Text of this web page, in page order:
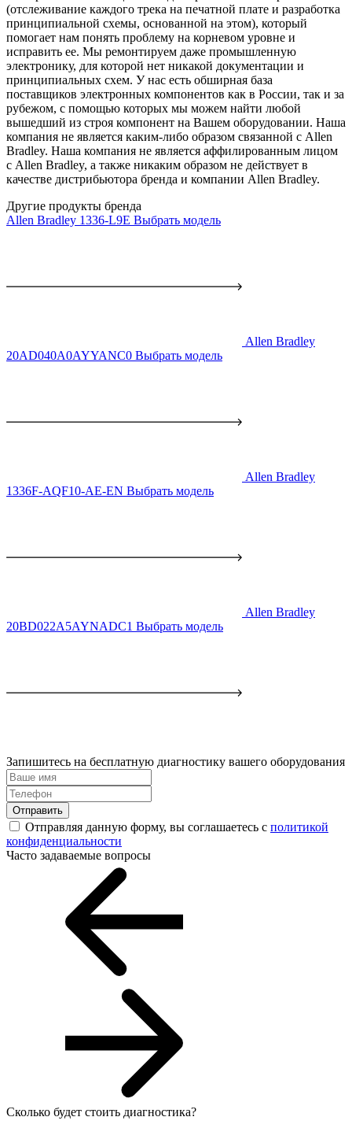
(отслеживание каждого трека на печатной плате и разработка
принципиальной схемы, основанной на этом), который
помогает нам понять проблему на корневом уровне и
исправить ее. Мы ремонтируем даже промышленную
электронику, для которой нет никакой документации и
принципиальных схем. У нас есть обширная база
поставщиков электронных компонентов как в России, так и за
рубежом, с помощью которых мы можем найти любой
вышедший из строя компонент на Вашем оборудовании. Наша
компания не является каким-либо образом связанной с Allen
Bradley. Наша компания не является аффилированным лицом
с Allen Bradley, а также никаким образом не действует в
качестве дистрибьютора бренда и компании Allen Bradley.
Другие продукты бренда
Allen Bradley 1336-L9E Выбрать модель
Allen Bradley
20AD040A0AYYANC0 Выбрать модель
Allen Bradley
1336F-AQF10-AE-EN Выбрать модель
Allen Bradley
20BD022A5AYNADC1 Выбрать модель
Запишитесь на бесплатную диагностику вашего оборудования
Отправить
Отправляя данную форму, вы соглашаетесь с политикой
конфиденциальности
Часто задаваемые вопросы
Сколько будет стоить диагностика?